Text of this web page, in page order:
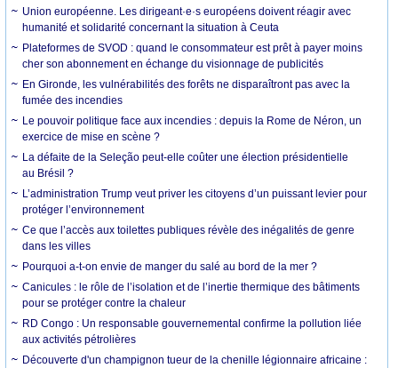
Union européenne. Les dirigeant·e·s européens doivent réagir avec
humanité et solidarité concernant la situation à Ceuta
Plateformes de SVOD : quand le consommateur est prêt à payer moins
cher son abonnement en échange du visionnage de publicités
En Gironde, les vulnérabilités des forêts ne disparaîtront pas avec la
fumée des incendies
Le pouvoir politique face aux incendies : depuis la Rome de Néron, un
exercice de mise en scène ?
La défaite de la Seleção peut-elle coûter une élection présidentielle
au Brésil ?
L’administration Trump veut priver les citoyens d’un puissant levier pour
protéger l’environnement
Ce que l’accès aux toilettes publiques révèle des inégalités de genre
dans les villes
Pourquoi a-t-on envie de manger du salé au bord de la mer ?
Canicules : le rôle de l’isolation et de l’inertie thermique des bâtiments
pour se protéger contre la chaleur
RD Congo : Un responsable gouvernemental confirme la pollution liée
aux activités pétrolières
Découverte d'un champignon tueur de la chenille légionnaire africaine :